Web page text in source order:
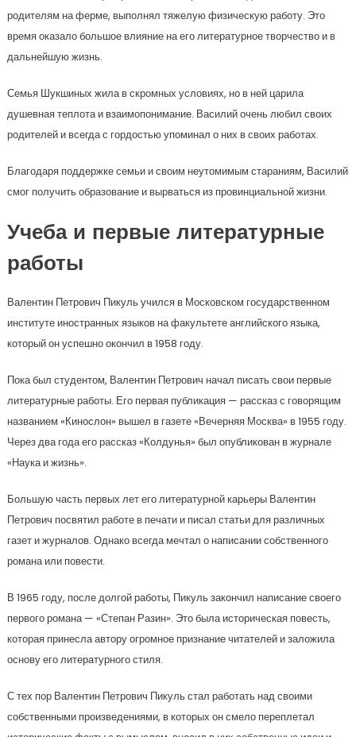
родителям на ферме, выполнял тяжелую физическую работу. Это
время оказало большое влияние на его литературное творчество и в
дальнейшую жизнь.
Семья Шукшиных жила в скромных условиях, но в ней царила
душевная теплота и взаимопонимание. Василий очень любил своих
родителей и всегда с гордостью упоминал о них в своих работах.
Благодаря поддержке семьи и своим неутомимым стараниям, Василий
смог получить образование и вырваться из провинциальной жизни.
Учеба и первые литературные
работы
Валентин Петрович Пикуль учился в Московском государственном
институте иностранных языков на факультете английского языка,
который он успешно окончил в 1958 году.
Пока был студентом, Валентин Петрович начал писать свои первые
литературные работы. Его первая публикация — рассказ с говорящим
названием «Кинослон» вышел в газете «Вечерняя Москва» в 1955 году.
Через два года его рассказ «Колдунья» был опубликован в журнале
«Наука и жизнь».
Большую часть первых лет его литературной карьеры Валентин
Петрович посвятил работе в печати и писал статьи для различных
газет и журналов. Однако всегда мечтал о написании собственного
романа или повести.
В 1965 году, после долгой работы, Пикуль закончил написание своего
первого романа — «Степан Разин». Это была историческая повесть,
которая принесла автору огромное признание читателей и заложила
основу его литературного стиля.
С тех пор Валентин Петрович Пикуль стал работать над своими
собственными произведениями, в которых он смело переплетал